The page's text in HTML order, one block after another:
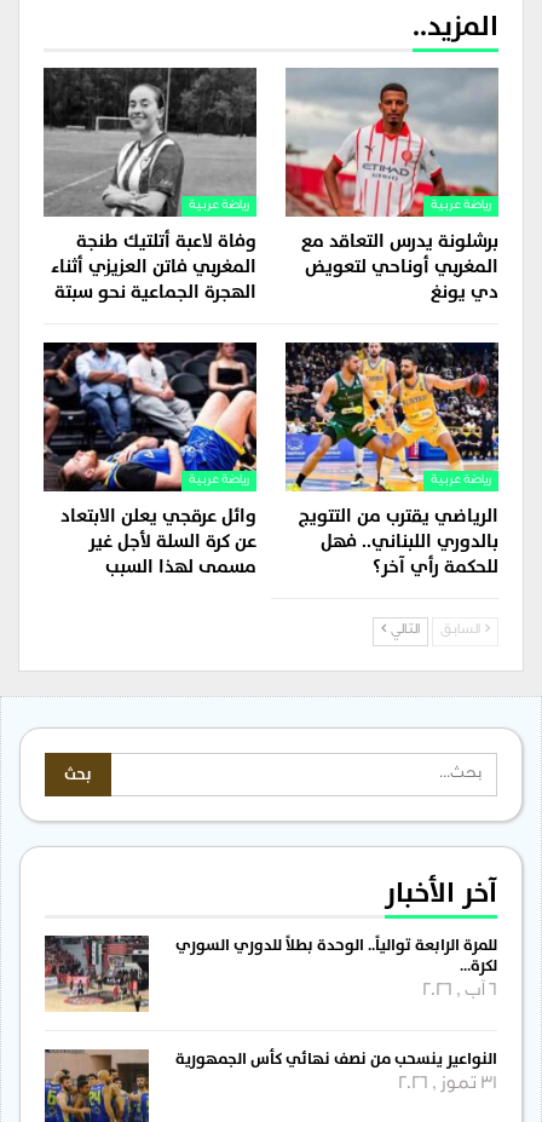
المزيد..
رياضة عربية
برشلونة يدرس التعاقد مع
المغربي أوناحي لتعويض
دي يونغ
رياضة عربية
وفاة لاعبة أتلتيك طنجة
المغربي فاتن العزيزي أثناء
الهجرة الجماعية نحو سبتة
رياضة عربية
الرياضي يقترب من التتويج
بالدوري اللبناني.. فهل
للحكمة رأي آخر؟
رياضة عربية
وائل عرقجي يعلن الابتعاد
عن كرة السلة لأجل غير
مسمى لهذا السبب
السابق التالي
آخر الأخبار
للمرة الرابعة توالياً.. الوحدة بطلاً للدوري السوري
لكرة…
النواعير ينسحب من نصف نهائي كأس الجمهورية
31 تموز , 2026